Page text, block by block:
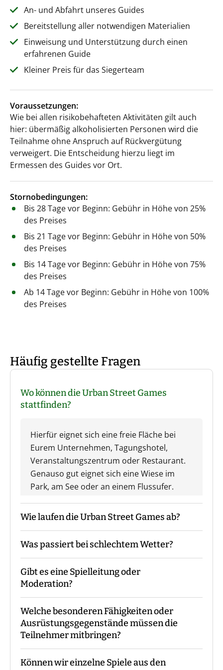
An- und Abfahrt unseres Guides
Bereitstellung aller notwendigen Materialien
Einweisung und Unterstützung durch einen
erfahrenen Guide
Kleiner Preis für das Siegerteam
Voraussetzungen:
Wie bei allen risikobehafteten Aktivitäten gilt auch
hier: übermäßig alkoholisierten Personen wird die
Teilnahme ohne Anspruch auf Rückvergütung
verweigert. Die Entscheidung hierzu liegt im
Ermessen des Guides vor Ort.
Stornobedingungen:
Bis 28 Tage vor Beginn: Gebühr in Höhe von 25%
des Preises
Bis 21 Tage vor Beginn: Gebühr in Höhe von 50%
des Preises
Bis 14 Tage vor Beginn: Gebühr in Höhe von 75%
des Preises
Ab 14 Tage vor Beginn: Gebühr in Höhe von 100%
des Preises
Häufig gestellte Fragen
Wo können die Urban Street Games
stattfinden?
Hierfür eignet sich eine freie Fläche bei
Eurem Unternehmen, Tagungshotel,
Veranstaltungszentrum oder Restaurant.
Genauso gut eignet sich eine Wiese im
Park, am See oder an einem Flussufer.
Wie laufen die Urban Street Games ab?
Der Guide kommt mit den Materialien zum
vereinbarten Treffpunkt, macht die
Begrüßung sowie ggf. die
Gruppeneinteilung. Danach erfolgt eine
Einweisung in Materialien und Ablauf,
bevor es losgeht. Während des Events
begleitet Euch der Guide die ganze Zeit
bzw. steht für Fragen zur Verfügung. Am
Ende macht der Guide eine Auswertung
und eine Siegerehrung.
Was passiert bei schlechtem Wetter?
Das Event findet grundsätzlich bei jedem
Wetter statt. Eine Ausnahme bildet eine
amtliche Unwetterwarnung.
Gibt es eine Spielleitung oder
Moderation?
Bei unseren Urban Street Games sind - je
nach Teilnehmerzahl - immer ein oder
mehrere Guides mit Euch vor Ort.
Welche besonderen Fähigkeiten oder
Ausrüstungsgegenstände müssen die
Teilnehmer mitbringen?
Es sind keine speziellen Vorkenntnisse
Können wir einzelne Spiele aus den